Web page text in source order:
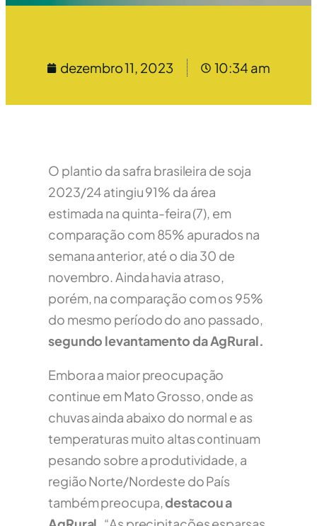
dezembro 11, 2023 10:34 am
O plantio da safra brasileira de soja
2023/24 atingiu 91% da área
estimada na quinta-feira (7), em
comparação com 85% apurados na
semana anterior, até o dia 30 de
novembro. Ainda havia atraso,
porém, na comparação com os 95%
do mesmo período do ano passado,
segundo levantamento da AgRural.
Embora a maior preocupação
continue em Mato Grosso, onde as
chuvas ainda abaixo do normal e as
temperaturas muito altas continuam
pesando sobre a produtividade, a
região Norte/Nordeste do País
também preocupa,destacou a